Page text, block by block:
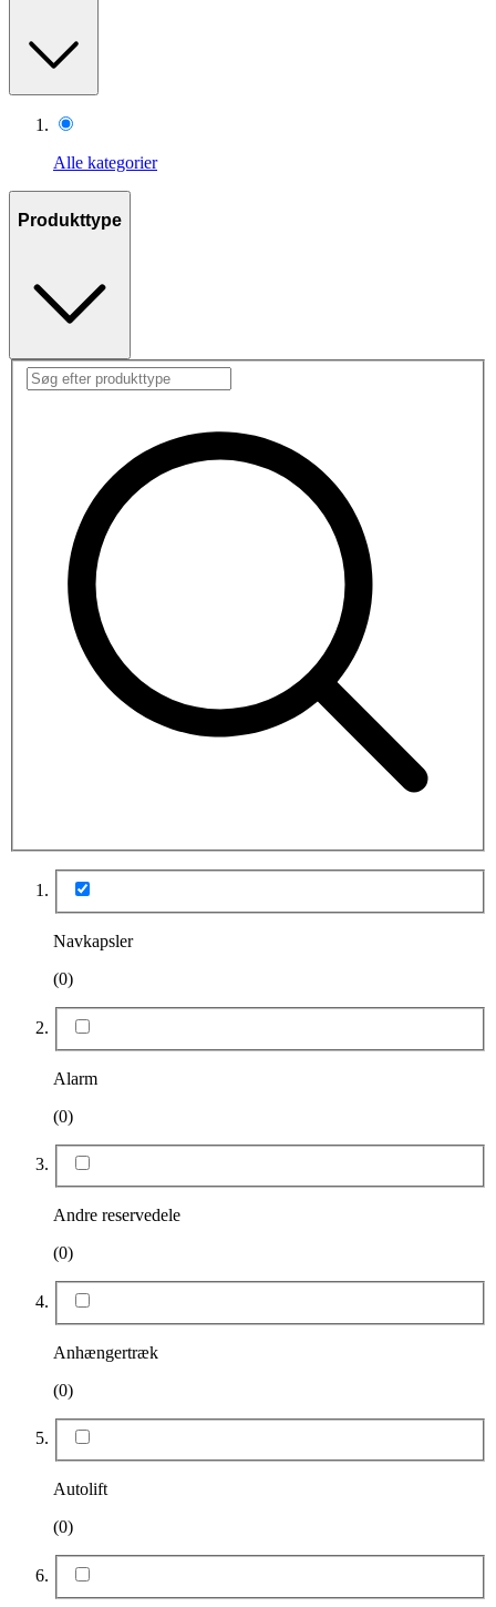
Alle kategorier
Produkttype
Navkapsler
(0)
Alarm
(0)
Andre reservedele
(0)
Anhængertræk
(0)
Autolift
(0)